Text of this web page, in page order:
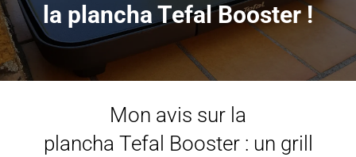
la plancha Tefal Booster !
Mon avis sur la
plancha Tefal Booster : un grill